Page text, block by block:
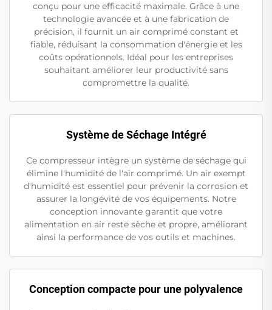
conçu pour une efficacité maximale. Grâce à une
technologie avancée et à une fabrication de
précision, il fournit un air comprimé constant et
fiable, réduisant la consommation d'énergie et les
coûts opérationnels. Idéal pour les entreprises
souhaitant améliorer leur productivité sans
compromettre la qualité.
Système de Séchage Intégré
Ce compresseur intègre un système de séchage qui
élimine l'humidité de l'air comprimé. Un air exempt
d'humidité est essentiel pour prévenir la corrosion et
assurer la longévité de vos équipements. Notre
conception innovante garantit que votre
alimentation en air reste sèche et propre, améliorant
ainsi la performance de vos outils et machines.
Conception compacte pour une polyvalence